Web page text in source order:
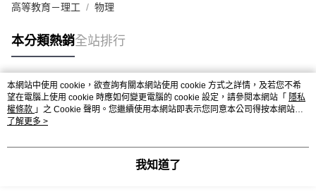
高等教育－理工 物理
本分類熱銷全站排行
熱門標籤
本網站中使用 cookie，欲查詢有關本網站使用 cookie 方式之詳情，及若您不希
望在電腦上使用 cookie 時應如何變更電腦的 cookie 設定，請參閱本網站「 隱私
權條款 」之 Cookie 聲明。您繼續使用本網站即表示您同意本公司得按本網站使
用條款之 Cookie 聲明使用 cookie。
了解更多 >
我知道了